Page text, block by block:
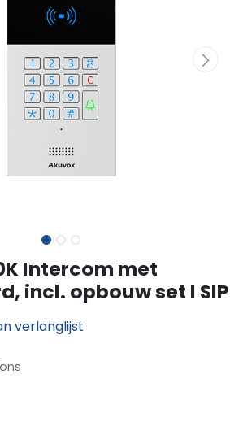
Intercom met
incl. opbouw set I SIP
verlanglijst